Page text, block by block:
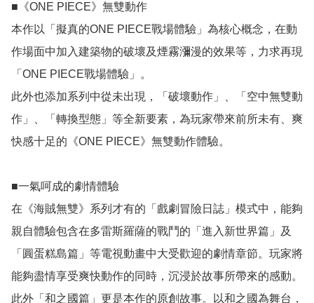
■《ONE PIECE》無雙動作
本作以「擬真的ONE PIECE戰場體驗」為核心概念，在動
作場面中加入建築物的破壞及煙霧瀰漫的效果等，力求再現
「ONE PIECE戰場體驗」。
此外也添加系列中從未出現，「破壞動作」、「空中無雙動
作」、「轉換型態」等全新要素，為玩家帶來前所未有、爽
快感十足的《ONE PIECE》無雙動作體驗。
■一氣呵成的劇情體驗
在《海賊無雙》系列才有的「戲劇冒險日誌」模式中，能夠
親自體驗包含在多雷斯羅薩的戰鬥的「進入新世界篇」及
「圓蛋糕島篇」等電視動畫中大受歡迎的劇情章節。玩家將
能夠盡情享受爽快動作的同時，沉浸於故事所帶來的感動。
此外「和之國篇」更是本作的原創故事。以和之國為舞台，